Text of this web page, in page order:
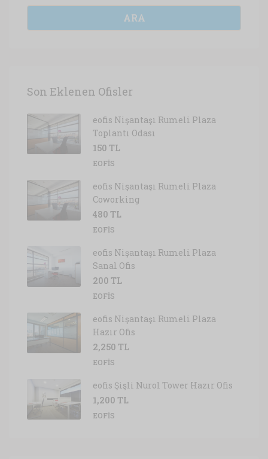
ARA
Son Eklenen Ofisler
eofis Nişantaşı Rumeli Plaza
Toplantı Odası
150 TL
EOFIS
eofis Nişantaşı Rumeli Plaza
Coworking
480 TL
EOFIS
eofis Nişantaşı Rumeli Plaza
Sanal Ofis
200 TL
EOFIS
eofis Nişantaşı Rumeli Plaza
Hazır Ofis
2,250 TL
EOFIS
eofis Şişli Nurol Tower Hazır Ofis
1,200 TL
EOFIS